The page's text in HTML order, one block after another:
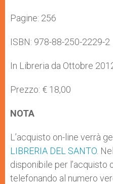
Pagine: 256
ISBN: 978-88-250-2229-2
In Libreria da Ottobre
Prezzo: € 18,00
NOTA
L’acquisto on-line verrà
LIBRERIA DEL SANTO .
disponibile per l’acquisto
telefonando al numero